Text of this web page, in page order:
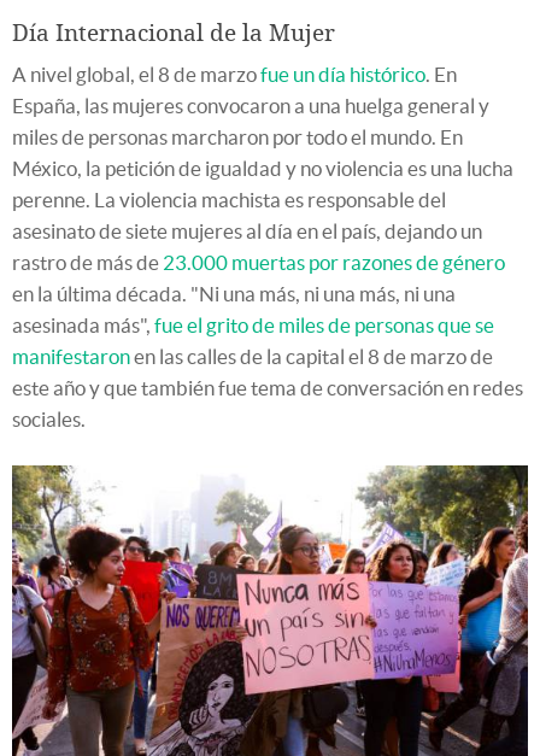
Día Internacional de la Mujer
A nivel global, el 8 de marzofue un día histórico. En
España, las mujeres convocaron a una huelga general y
miles de personas marcharon por todo el mundo. En
México, la petición de igualdad y no violencia es una lucha
perenne. La violencia machista es responsable del
asesinato de siete mujeres al día en el país, dejando un
rastro de más de 23.000 muertas por razones de género
en la última década. "Ni una más, ni una más, ni una
asesinada más", fue el grito de miles de personas que se
manifestaronen las calles de la capital el 8 de marzo de
este año y que también fue tema de conversación en redes
sociales.